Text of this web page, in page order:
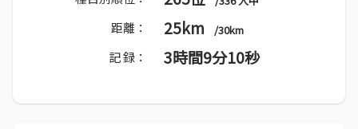
距離： 25km /30km
記 録： 3時間9分10秒